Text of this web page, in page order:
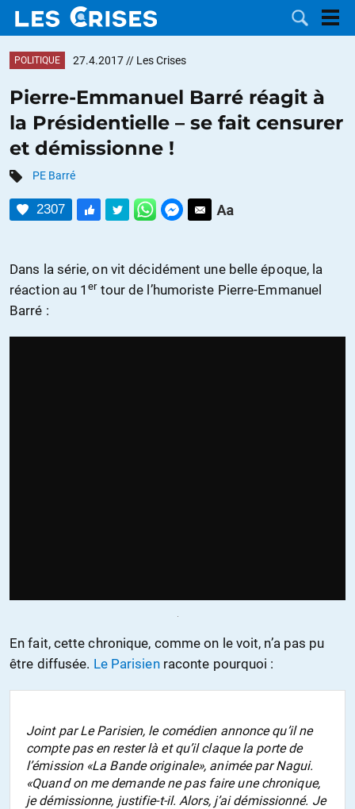
DOSSIERS
CATÉGORIES
MOTS CLÉS
CONTACTER
FAIRE UN
DON
POLITIQUE 27.4.2017 // Les Crises
Pierre-Emmanuel Barré réagit à
la Présidentielle – se fait censurer
et démissionne !
PE Barré
2307
Dans la série, on vit décidément une belle époque, la
réaction au 1ertour de l’humoriste Pierre-Emmanuel
Barré :
En fait, cette chronique, comme on le voit, n’a pas pu
être diffusée. Le Parisienraconte pourquoi :
Joint par Le Parisien, le comédien annonce qu’il ne
compte pas en rester là et qu’il claque la porte de
l’émission «La Bande originale», animée par Nagui.
«Quand on me demande ne pas faire une chronique,
je démissionne, justifie-t-il. Alors, j’ai démissionné. Je